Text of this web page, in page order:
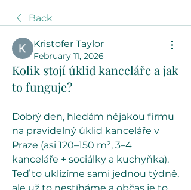
Back
Kristofer Taylor
February 11, 2026
Kolik stojí úklid kanceláře a jak
to funguje?
Dobrý den, hledám nějakou firmu
na pravidelný úklid kanceláře v
Praze (asi 120–150 m², 3–4
kanceláře + sociálky a kuchyňka).
Teď to uklízíme sami jednou týdně,